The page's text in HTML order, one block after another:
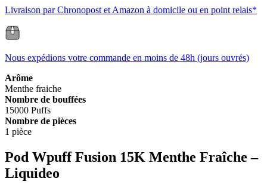
Livraison par Chronopost et Amazon à domicile ou en point relais*
Nous expédions votre commande en moins de 48h (jours ouvrés)
Arôme
Menthe fraiche
Nombre de bouffées
15000 Puffs
Nombre de pièces
1 pièce
Pod Wpuff Fusion 15K Menthe Fraîche –
Liquideo